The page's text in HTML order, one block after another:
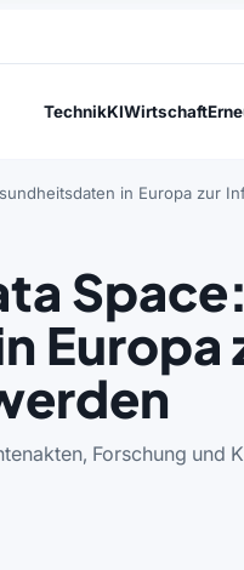
TechnikKIWirtschaft
in Europa zur
Europa
Forschung und